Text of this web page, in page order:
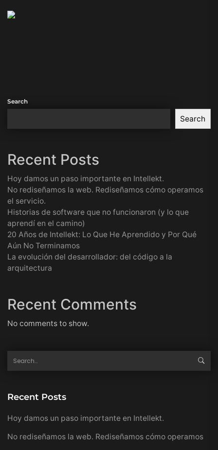
Search
Search
Recent Posts
Hoy damos un paso importante en Intellekt.
No rediseñamos la web. Rediseñamos cómo operamos
el servicio.
Historias de software que no funcionaron (y lo que
aprendí en el camino)
20 Años de Intellekt: Lo Que He Aprendido y Por Qué
Aún No Terminamos
La evolución del desarrollador: del código a la
arquitectura
Recent Comments
No comments to show.
Recent Posts
Hoy damos un paso importante en Intellekt.
No rediseñamos la web. Rediseñamos cómo operamos